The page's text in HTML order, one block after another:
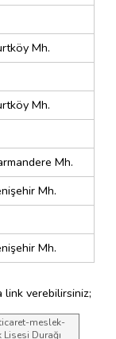
Mh.
Mh.
Mh.
Mh.
Mh.
link verebilirsiniz;